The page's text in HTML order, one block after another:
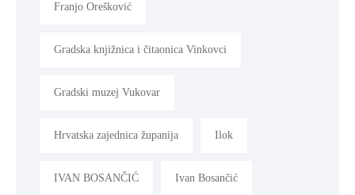
Franjo Orešković
Gradska knjižnica i čitaonica Vinkovci
Gradski muzej Vukovar
Hrvatska zajednica županija Ilok
IVAN BOSANČIĆ Ivan Bosančić